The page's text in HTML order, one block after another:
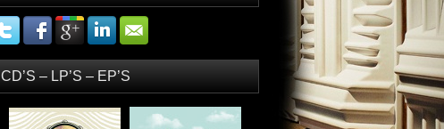
CD’S – LP’S – EP’S